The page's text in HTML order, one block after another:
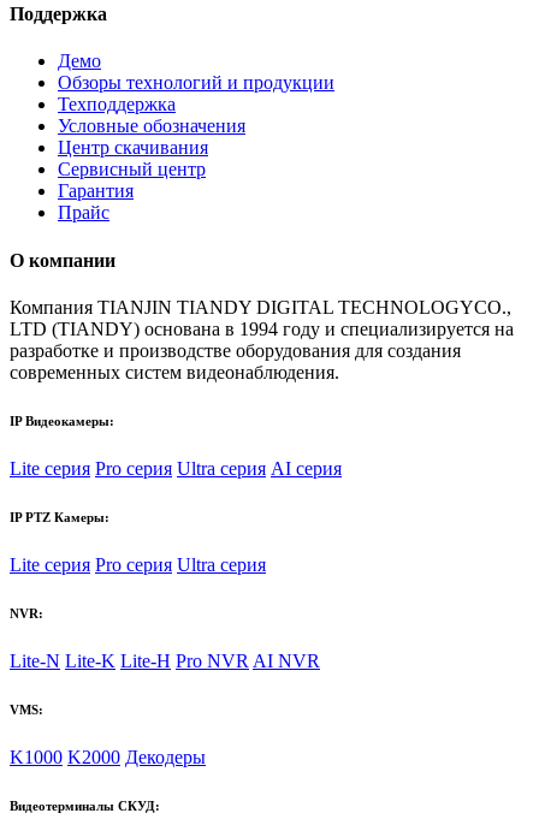
Поддержка
Демо
Обзоры технологий и продукции
Техподдержка
Условные обозначения
Центр скачивания
Сервисный центр
Гарантия
Прайс
О компании
Компания TIANJIN TIANDY DIGITAL TECHNOLOGYCO.,
LTD (TIANDY) основана в 1994 году и специализируется на
разработке и производстве оборудования для создания
современных систем видеонаблюдения.
IP Видеокамеры:
Lite серия Pro серия Ultra серия AI серия
IP PTZ Камеры:
Lite серия Pro серия Ultra серия
NVR:
Lite-N Lite-K Lite-H Pro NVR AI NVR
VMS:
K1000 K2000 Декодеры
Видеотерминалы СКУД: